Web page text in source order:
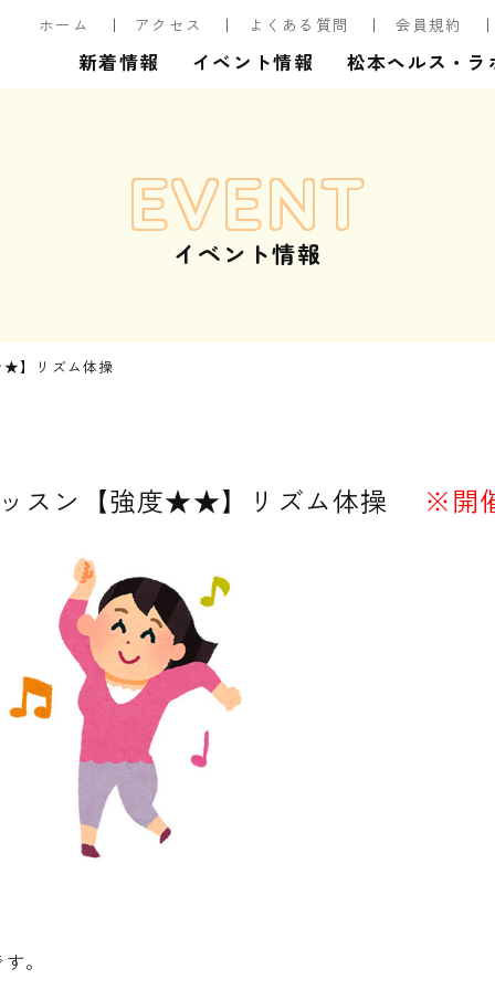
ホーム アクセス よくある質問 会員規約
新着情報 イベント情報 松本ヘルス・ラ
EVENT
イベント情報
】リズム体操
スン【強度★★】リズム体操 ※開
。